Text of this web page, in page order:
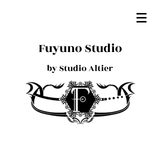
Fuyuno Studio
by Studio Altier